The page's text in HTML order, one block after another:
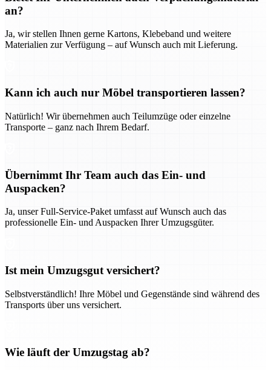
an?
Ja, wir stellen Ihnen gerne Kartons, Klebeband und weitere
Materialien zur Verfügung – auf Wunsch auch mit Lieferung.
Kann ich auch nur Möbel transportieren lassen?
Natürlich! Wir übernehmen auch Teilumzüge oder einzelne
Transporte – ganz nach Ihrem Bedarf.
Übernimmt Ihr Team auch das Ein- und
Auspacken?
Ja, unser Full-Service-Paket umfasst auf Wunsch auch das
professionelle Ein- und Auspacken Ihrer Umzugsgüter.
Ist mein Umzugsgut versichert?
Selbstverständlich! Ihre Möbel und Gegenstände sind während des
Transports über uns versichert.
Wie läuft der Umzugstag ab?